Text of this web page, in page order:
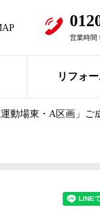
営業時間
リフォ
動場東・A区画」ご